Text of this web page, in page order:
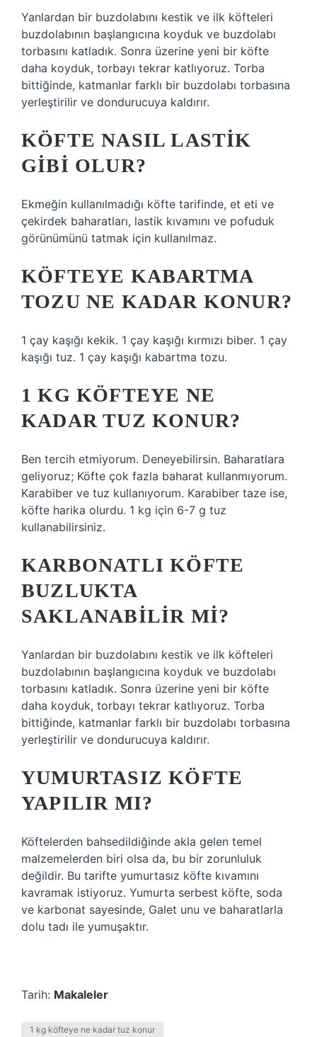
Yanlardan bir buzdolabını kestik ve ilk köfteleri
buzdolabının başlangıcına koyduk ve buzdolabı
torbasını katladık. Sonra üzerine yeni bir köfte
daha koyduk, torbayı tekrar katlıyoruz. Torba
bittiğinde, katmanlar farklı bir buzdolabı torbasına
yerleştirilir ve dondurucuya kaldırır.
KÖFTE NASIL LASTIK
GIBI OLUR?
Ekmeğin kullanılmadığı köfte tarifinde, et eti ve
çekirdek baharatları, lastik kıvamını ve pofuduk
görünümünü tatmak için kullanılmaz.
KÖFTEYE KABARTMA
TOZU NE KADAR KONUR?
1 çay kaşığı kekik. 1 çay kaşığı kırmızı biber. 1 çay
kaşığı tuz. 1 çay kaşığı kabartma tozu.
1 KG KÖFTEYE NE
KADAR TUZ KONUR?
Ben tercih etmiyorum. Deneyebilirsin. Baharatlara
geliyoruz; Köfte çok fazla baharat kullanmıyorum.
Karabiber ve tuz kullanıyorum. Karabiber taze ise,
köfte harika olurdu. 1 kg için 6-7 g tuz
kullanabilirsiniz.
KARBONATLI KÖFTE
BUZLUKTA
SAKLANABILIR MI?
Yanlardan bir buzdolabını kestik ve ilk köfteleri
buzdolabının başlangıcına koyduk ve buzdolabı
torbasını katladık. Sonra üzerine yeni bir köfte
daha koyduk, torbayı tekrar katlıyoruz. Torba
bittiğinde, katmanlar farklı bir buzdolabı torbasına
yerleştirilir ve dondurucuya kaldırır.
YUMURTASIZ KÖFTE
YAPILIR MI?
Köftelerden bahsedildiğinde akla gelen temel
malzemelerden biri olsa da, bu bir zorunluluk
değildir. Bu tarifte yumurtasız köfte kıvamını
kavramak istiyoruz. Yumurta serbest köfte, soda
ve karbonat sayesinde, Galet unu ve baharatlarla
dolu tadı ile yumuşaktır.
Tarih: Makaleler
1 kg köfteye ne kadar tuz konur